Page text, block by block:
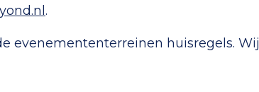
.
evenemententerreinen huisregels. Wij